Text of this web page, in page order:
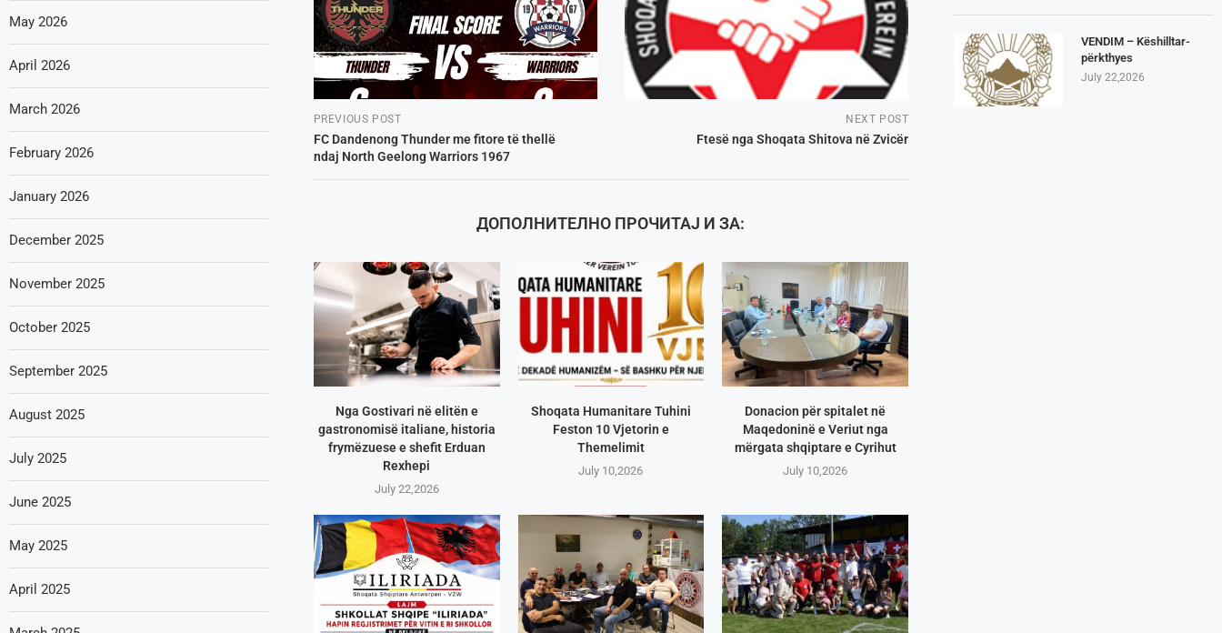
PREVIOUS POST
FC Dandenong Thunder me fitore të thellë
ndaj North Geelong Warriors 1967
NEXT POST
Ftesë nga Shoqata Shitova në Zvicër
ДОПОЛНИТЕЛНО ПРОЧИТАЈ И ЗА:
Nga Gostivari në elitën e
gastronomisë italiane, historia
frymëzuese e shefit Erduan
Rexhepi
July 22,2026
Shoqata Humanitare Tuhini
Feston 10 Vjetorin e
Themelimit
July 10,2026
Donacion për spitalet në
Maqedoninë e Veriut nga
mërgata shqiptare e Cyrihut
July 10,2026
VENDIM – Këshilltar-
përkthyes
July 22,2026
May 2026
April 2026
March 2026
February 2026
January 2026
December 2025
November 2025
October 2025
September 2025
August 2025
July 2025
June 2025
May 2025
April 2025